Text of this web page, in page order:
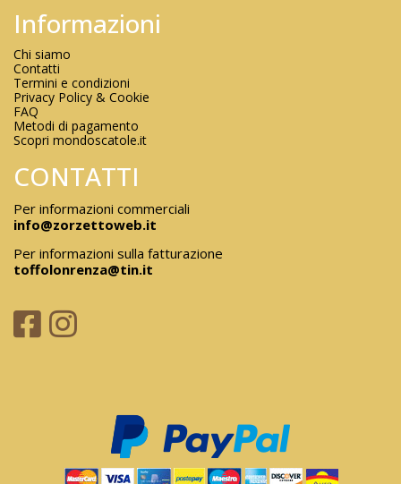
Informazioni
Chi siamo
Contatti
Termini e condizioni
Privacy Policy & Cookie
FAQ
Metodi di pagamento
Scopri mondoscatole.it
CONTATTI
Per informazioni commerciali
info@zorzettoweb.it
Per informazioni sulla fatturazione
toffolonrenza@tin.it